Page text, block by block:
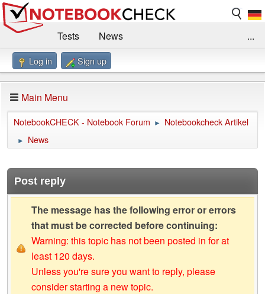
Tests
News
Benchmarks / Technik
Forum
Impressum
...
Log in Sign up
Main Menu
NotebookCHECK - Notebook Forum ► Notebookcheck Artikel
► News
Post reply
The message has the following error or errors
that must be corrected before continuing:
Warning: this topic has not been posted in for at
least 120 days.
Unless you're sure you want to reply, please
consider starting a new topic.